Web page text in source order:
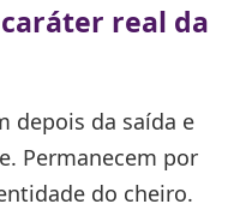
real da
depois da saída e
Permanecem por
do cheiro.